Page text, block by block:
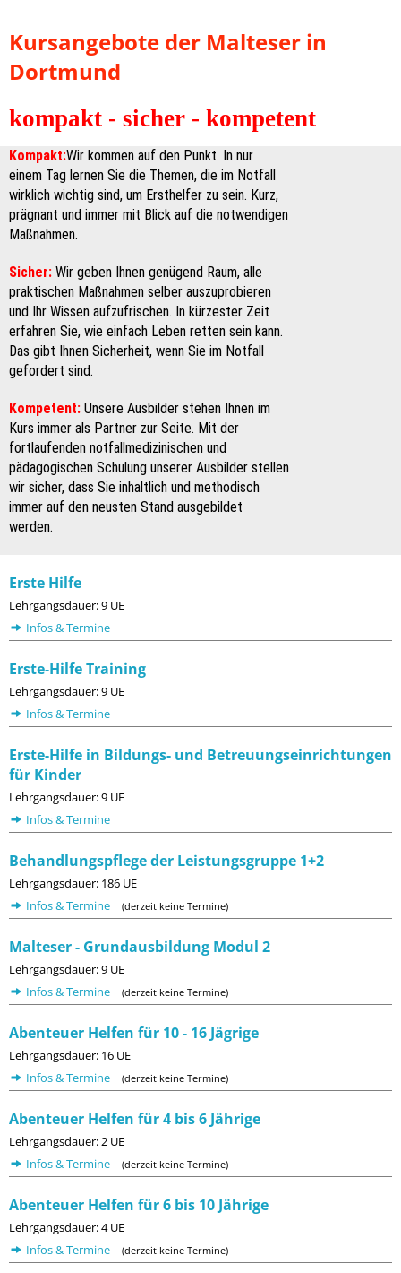
Kursangebote der Malteser in
Dortmund
kompakt - sicher - kompetent
Kompakt:Wir kommen auf den Punkt. In nur
einem Tag lernen Sie die Themen, die im Notfall
wirklich wichtig sind, um Ersthelfer zu sein. Kurz,
prägnant und immer mit Blick auf die notwendigen
Maßnahmen.
Sicher: Wir geben Ihnen genügend Raum, alle
praktischen Maßnahmen selber auszuprobieren
und Ihr Wissen aufzufrischen. In kürzester Zeit
erfahren Sie, wie einfach Leben retten sein kann.
Das gibt Ihnen Sicherheit, wenn Sie im Notfall
gefordert sind.
Kompetent: Unsere Ausbilder stehen Ihnen im
Kurs immer als Partner zur Seite. Mit der
fortlaufenden notfallmedizinischen und
pädagogischen Schulung unserer Ausbilder stellen
wir sicher, dass Sie inhaltlich und methodisch
immer auf den neusten Stand ausgebildet
werden.
Erste Hilfe
Lehrgangsdauer: 9 UE
Infos & Termine
Erste-Hilfe Training
Lehrgangsdauer: 9 UE
Infos & Termine
Erste-Hilfe in Bildungs- und Betreuungseinrichtungen
für Kinder
Lehrgangsdauer: 9 UE
Infos & Termine
Behandlungspflege der Leistungsgruppe 1+2
Lehrgangsdauer: 186 UE
Infos & Termine
(derzeit keine Termine)
Malteser - Grundausbildung Modul 2
Lehrgangsdauer: 9 UE
Infos & Termine
(derzeit keine Termine)
Abenteuer Helfen für 10 - 16 Jägrige
Lehrgangsdauer: 16 UE
Infos & Termine
(derzeit keine Termine)
Abenteuer Helfen für 4 bis 6 Jährige
Lehrgangsdauer: 2 UE
Infos & Termine
(derzeit keine Termine)
Abenteuer Helfen für 6 bis 10 Jährige
Lehrgangsdauer: 4 UE
Infos & Termine
(derzeit keine Termine)